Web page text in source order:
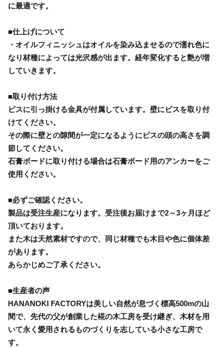
に最適です。
■仕上げについて
・オイルフィニッシュはオイルを染み込ませるので濡れ色に
なり材種によっては光沢感が出ます。経年変化すると艶が増
していきます。
■取り付け方法
ビスに引っ掛ける金具が付属しています。壁にビスを取り付
けてください。
その際に壁との隙間が一定になるようにビスの頭の高さを調
節してください。
石膏ボードに取り付ける場合は石膏ボード用のアンカーをご
使用ください。
■必ずご確認ください。
製品は受注生産になります。受注後お届けまで2～3ヶ月ほど
頂いております。
また木は天然素材ですので、同じ材種でも木目や色に個体差
があります。
あらかじめご了承ください。
■生産者の声
HANANOKI FACTORYは美しい自然が息づく標高500mの山
間で、先代の父が創業した椛の木工房を受け継ぎ、木材を用
いて永く愛用されるものづくりを志している小さな工房で
す。